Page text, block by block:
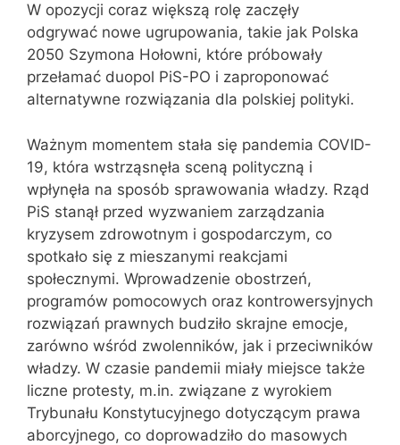
W opozycji coraz większą rolę zaczęły
odgrywać nowe ugrupowania, takie jak Polska
2050 Szymona Hołowni, które próbowały
przełamać duopol PiS-PO i zaproponować
alternatywne rozwiązania dla polskiej polityki.
Ważnym momentem stała się pandemia COVID-
19, która wstrząsnęła sceną polityczną i
wpłynęła na sposób sprawowania władzy. Rząd
PiS stanął przed wyzwaniem zarządzania
kryzysem zdrowotnym i gospodarczym, co
spotkało się z mieszanymi reakcjami
społecznymi. Wprowadzenie obostrzeń,
programów pomocowych oraz kontrowersyjnych
rozwiązań prawnych budziło skrajne emocje,
zarówno wśród zwolenników, jak i przeciwników
władzy. W czasie pandemii miały miejsce także
liczne protesty, m.in. związane z wyrokiem
Trybunału Konstytucyjnego dotyczącym prawa
aborcyjnego, co doprowadziło do masowych